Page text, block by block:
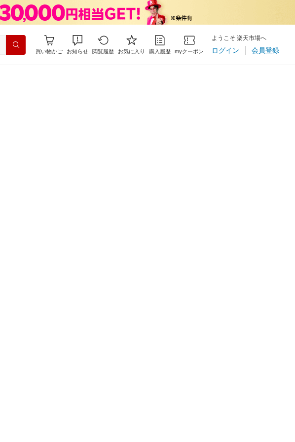
買い物かご お知らせ 閲覧履歴 お気に入り 購入履歴 myクーポン
ようこそ 楽天市場へ
ログイン 会員登録